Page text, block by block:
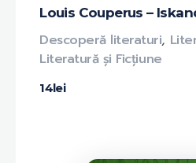
Louis Couperus –
14lei
Descoperă literaturi,
Literatură și Ficțiune